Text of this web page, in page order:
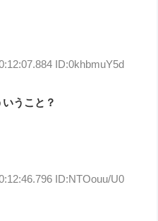
ID:0khbmuY5d
うこと？
ID:NTOouu/U0